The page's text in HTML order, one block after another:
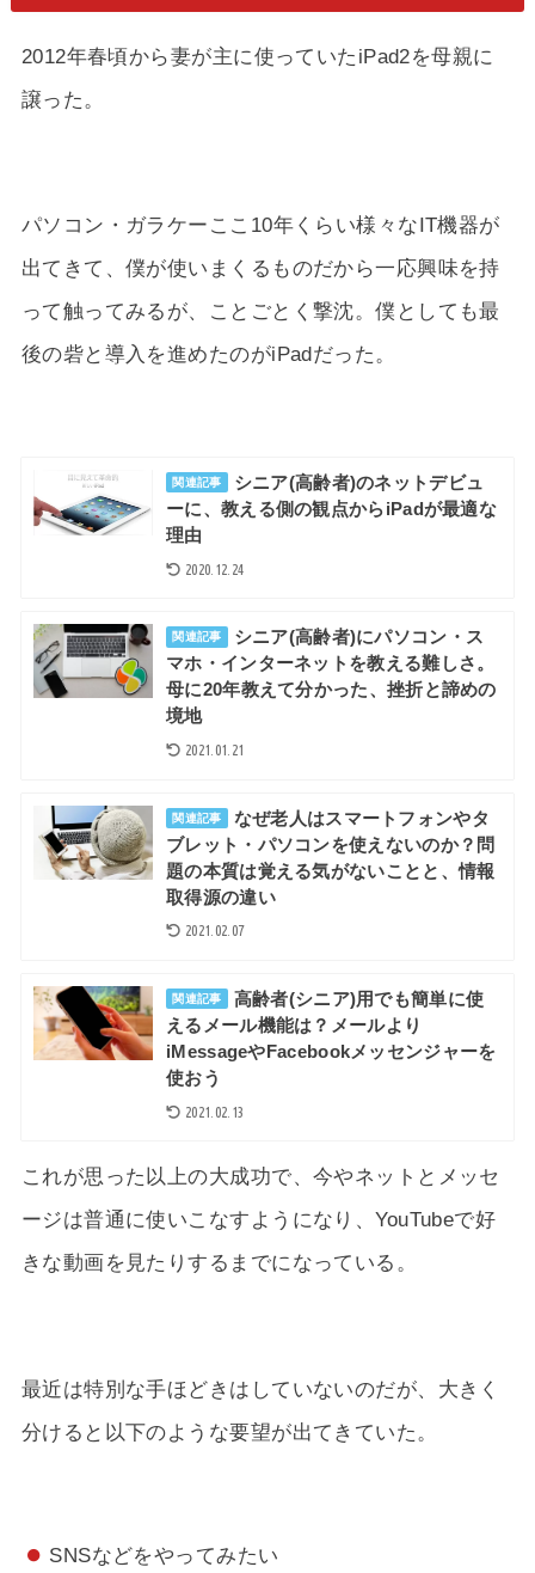
2012年春頃から妻が主に使っていたiPad2を母親に
譲った。
パソコン・ガラケーここ10年くらい様々なIT機器が
出てきて、僕が使いまくるものだから一応興味を持
って触ってみるが、ことごとく撃沈。僕としても最
後の砦と導入を進めたのがiPadだった。
関連記事
シニア(高齢者)のネットデビュ
ーに、教える側の観点からiPadが最適な
理由
2020.12.24
関連記事
シニア(高齢者)にパソコン・ス
マホ・インターネットを教える難しさ。
母に20年教えて分かった、挫折と諦めの
境地
2021.01.21
関連記事
なぜ老人はスマートフォンやタ
ブレット・パソコンを使えないのか？問
題の本質は覚える気がないことと、情報
取得源の違い
2021.02.07
関連記事
高齢者(シニア)用でも簡単に使
えるメール機能は？メールより
iMessageやFacebookメッセンジャーを
使おう
2021.02.13
これが思った以上の大成功で、今やネットとメッセ
ージは普通に使いこなすようになり、YouTubeで好
きな動画を見たりするまでになっている。
最近は特別な手ほどきはしていないのだが、大きく
分けると以下のような要望が出てきていた。
SNSなどをやってみたい